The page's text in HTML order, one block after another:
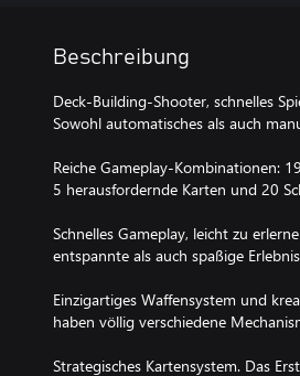
Beschreibung
Deck-Building-Shooter, schnelles
Sowohl automatisches als auch
Reiche Gameplay-Kombinationen:
5 herausfordernde Karten und 20
Schnelles Gameplay, leicht zu
entspannte als auch spaßige
Einzigartiges Waffensystem und
haben völlig verschiedene
Strategisches Kartensystem. Das